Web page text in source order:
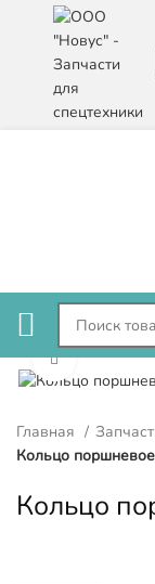
Нажмите,
Главная
Кольцо
Кольцо